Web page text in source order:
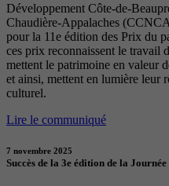
Développement Côte-de-
Chaudière-Appalaches
pour la 11e édition des Prix du
ces prix reconnaissent le travail
mettent le patrimoine en valeur
et ainsi, mettent en lumière leur
culturel.
Lire le communiqué
7 novembre 2025
Succès de la 3e édition de la